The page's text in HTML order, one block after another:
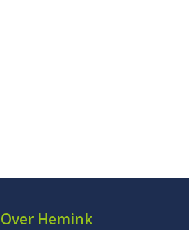
Over Hemink